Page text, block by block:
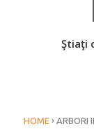
Ştiaţi
HOME › ARBORI